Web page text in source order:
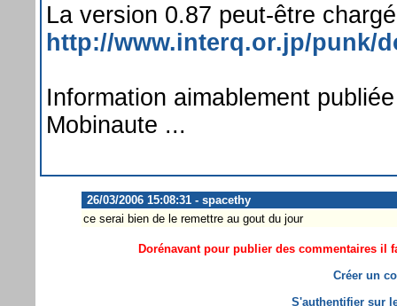
La version 0.87 peut-être
http://www.interq.or.jp/punk/
Information aimablement
Mobinaute ...
26/03/2006 15:08:31 - spacethy
ce serai bien de le remettre au gout du jour
Dorénavant pour publier des commentaires il
Créer un
S'authentifier sur